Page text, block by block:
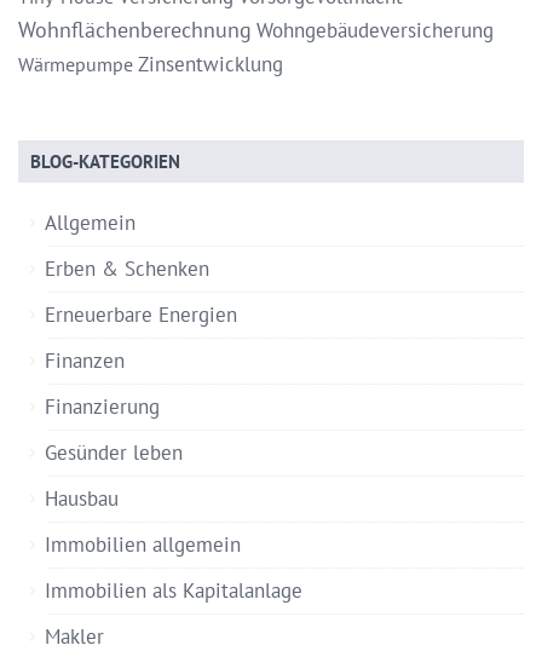
Wohnflächenberechnung Wohngebäudeversicherung
WärmepumpeZinsentwicklung
BLOG-KATEGORIEN
Allgemein
Erben & Schenken
Erneuerbare Energien
Finanzen
Finanzierung
Gesünder leben
Hausbau
Immobilien allgemein
Immobilien als Kapitalanlage
Makler